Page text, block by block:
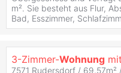
m². Sie besteht aus Flur,
Bad, Esszimmer,
3-Zimmer-Wohnung
7571 Rudersdorf / 69,57m²